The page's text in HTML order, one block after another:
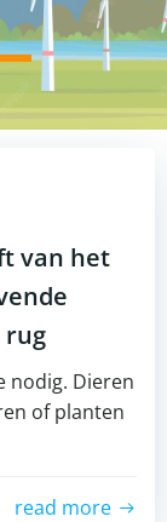
van het
rug
nodig. Dieren
of planten
read more